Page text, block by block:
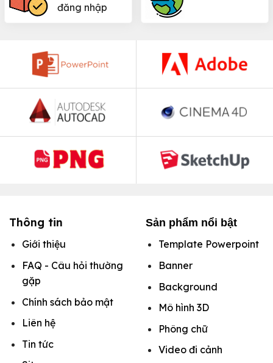
đăng nhập
Thông tin
Giới thiệu
FAQ - Câu hỏi thường
gặp
Chính sách bảo mật
Liên hệ
Tin tức
Sản phẩm nổi bật
Template Powerpoint
Banner
Background
Mô hình 3D
Phông chữ
Video đi cảnh